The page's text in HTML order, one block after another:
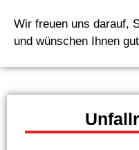
Wir freuen uns darauf,
und wünschen Ihnen